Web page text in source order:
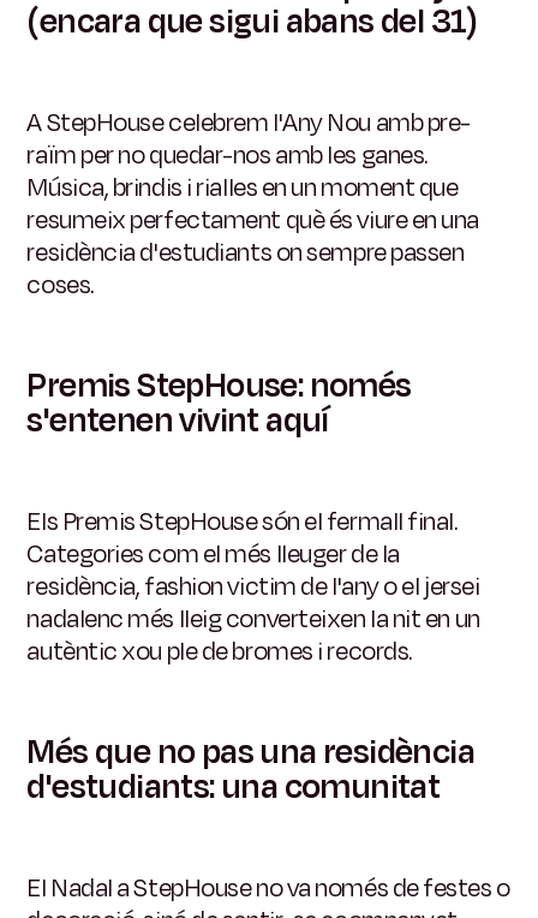
(encara que sigui abans del 31)
A StepHouse celebrem l'Any Nou amb pre-
raïm per no quedar-nos amb les ganes.
Música, brindis i rialles en un moment que
resumeix perfectament què és viure en una
residència d'estudiants on sempre passen
coses.
Premis StepHouse: només
s'entenen vivint aquí
Els Premis StepHouse són el fermall final.
Categories com el més lleuger de la
residència, fashion victim de l'any o el jersei
nadalenc més lleig converteixen la nit en un
autèntic xou ple de bromes i records.
Més que no pas una residència
d'estudiants: una comunitat
El Nadal a StepHouse no va només de festes o